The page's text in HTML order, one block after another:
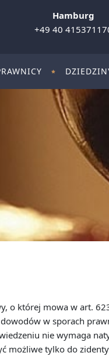
Hamburg
+49 40
o której mowa w art.
w sporach
nie wymaga
możliwe tylko do